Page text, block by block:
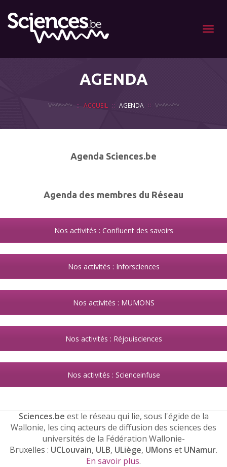
Menu
AGENDA
ACCUEIL AGENDA
Agenda Sciences.be
Agenda des membres du Réseau
Nos activités : Confluent des savoirs
Nos activités : Inforsciences
Nos activités : MUMONS
Nos activités : Réjouisciences
Nos activités : Scienceinfuse
Sciences.be est le réseau qui lie, sous l'égide de la
Wallonie, les cinq acteurs de diffusion des sciences des
universités de la Fédération Wallonie-
Bruxelles : UCLouvain, ULB, ULiège, UMons et UNamur.
En savoir plus.